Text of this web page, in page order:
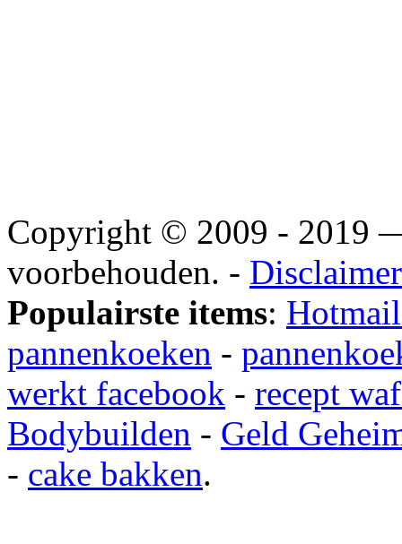
Copyright © 2009 - 2019
voorbehouden. - Disclaimer
Populairste items:
pannenkoeken -
werkt facebook - recept
Bodybuilden - Geld
- cake bakken.